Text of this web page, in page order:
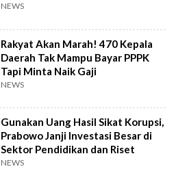
NEWS
Rakyat Akan Marah! 470 Kepala
Daerah Tak Mampu Bayar PPPK
Tapi Minta Naik Gaji
NEWS
Gunakan Uang Hasil Sikat Korupsi,
Prabowo Janji Investasi Besar di
Sektor Pendidikan dan Riset
NEWS